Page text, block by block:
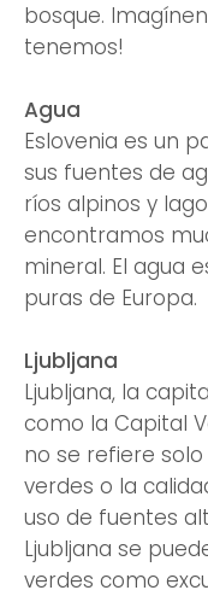
bosque.
tenemos!
Agua
Eslovenia es un
sus fuentes de
ríos alpinos y
encontramos
mineral. El agua
puras de Europa.
Ljubljana
Ljubljana, la
como la Capital
no se refiere
verdes o la
uso de fuentes
Ljubljana se
verdes como